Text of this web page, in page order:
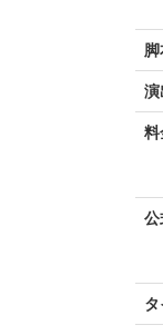
演
料
公